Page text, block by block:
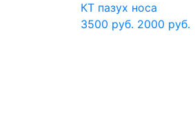
КТ пазух носа
3500 руб. 2000 руб.